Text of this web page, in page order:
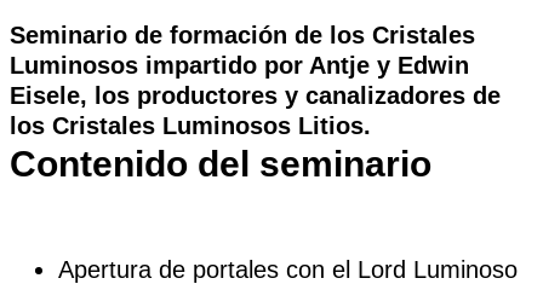
Seminario de formación de los Cristales
Luminosos impartido por Antje y Edwin
Eisele, los productores y canalizadores de
los Cristales Luminosos Litios.
Contenido del seminario
Apertura de portales con el Lord Luminoso